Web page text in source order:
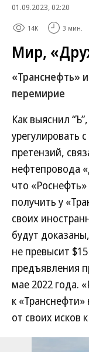
01.09.2023, 02:20
14K 3 мин.
Мир,
«Транснефть»
перемирие
Как выяснил
урегулировать
претензий,
нефтепровода
что
получить у
своих
будут
не превысит
предъявления
мае 2022 года.
к
от своих исков